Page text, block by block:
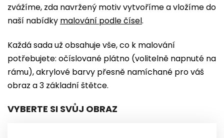
zvážíme, zda navržený motiv vytvoříme a vložíme do
naší nabídky malování podle čísel.
Každá sada už obsahuje vše, co k malování
potřebujete: očíslované plátno (volitelně napnuté na
rámu), akrylové barvy přesně namíchané pro váš
obraz a 3 základní štětce.
VYBERTE SI SVŮJ OBRAZ